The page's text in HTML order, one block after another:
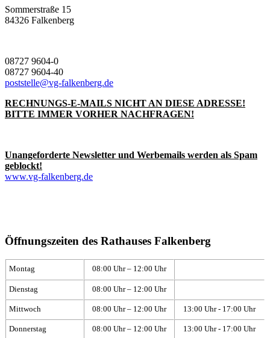
Sommerstraße 15
84326 Falkenberg
08727 9604-0
08727 9604-40
poststelle@vg-falkenberg.de
RECHNUNGS-E-MAILS NICHT AN DIESE ADRESSE!
BITTE IMMER VORHER NACHFRAGEN!
Unangeforderte Newsletter und Werbemails werden als Spam
geblockt!
www.vg-falkenberg.de
Öffnungszeiten des Rathauses Falkenberg
Montag 08:00 Uhr – 12:00 Uhr
Dienstag 08:00 Uhr – 12:00 Uhr
Mittwoch 08:00 Uhr – 12:00 Uhr 13:00 Uhr - 17:00 Uhr
Donnerstag 08:00 Uhr – 12:00 Uhr 13:00 Uhr - 17:00 Uhr